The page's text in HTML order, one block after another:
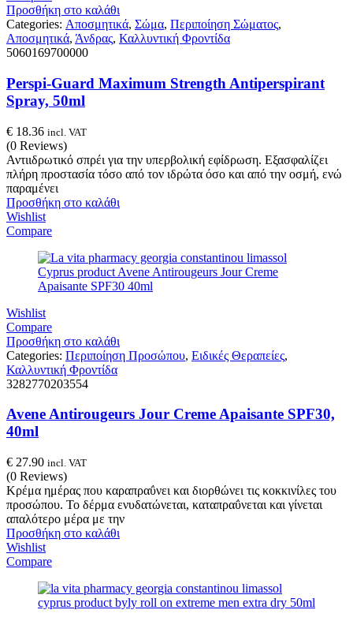
Προσθήκη στο καλάθι
Categories: Αποσμητικά, Σώμα, Περιποίηση Σώματος,
Αποσμητικά, Άνδρας, Καλλυντική Φροντίδα
5060169700000
Perspi-Guard Maximum Strength Antiperspirant
Spray, 50ml
€ 18.36 incl. VAT
(0 Reviews)
Αντιιδρωτικό σπρέι για την υπερβολική εφίδρωση. Εξασφαλίζει
πλήρη προστασία τόσο από τον ιδρώτα όσο και από την οσμή, ενώ
παραμένει
Προσθήκη στο καλάθι
Wishlist
Compare
Wishlist
Compare
Προσθήκη στο καλάθι
Categories: Περιποίηση Προσώπου, Ειδικές Θεραπείες,
Καλλυντική Φροντίδα
3282770203554
Avene Antirougeurs Jour Creme Apaisante SPF30,
40ml
€ 27.90 incl. VAT
(0 Reviews)
Κρέμα ημέρας που καραπραΰνει και διορθώνει τις κοκκινίλες του
προσώπου. Το δέρμα ενυδατώνεται, καταπραΰνεται και γίνεται
απαλότερο μέρα με την
Προσθήκη στο καλάθι
Wishlist
Compare